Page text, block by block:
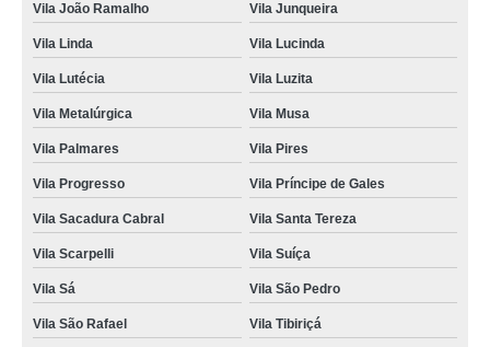
Vila João Ramalho Vila Junqueira
Vila Linda Vila Lucinda
Vila Lutécia Vila Luzita
Vila Metalúrgica Vila Musa
Vila Palmares Vila Pires
Vila Progresso Vila Príncipe de Gales
Vila Sacadura Cabral Vila Santa Tereza
Vila Scarpelli Vila Suíça
Vila Sá Vila São Pedro
Vila São Rafael Vila Tibiriçá